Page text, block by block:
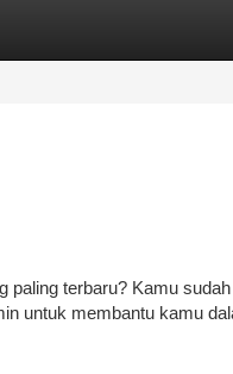
paling terbaru? Kamu
untuk membantu kamu